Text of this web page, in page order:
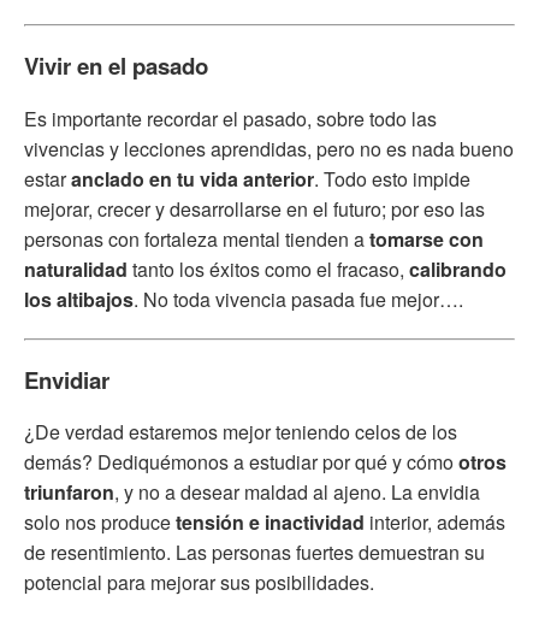
Vivir en el pasado
Es importante recordar el pasado, sobre todo las
vivencias y lecciones aprendidas, pero no es nada bueno
estaranclado en tu vida anterior. Todo esto impide
mejorar, crecer y desarrollarse en el futuro; por eso las
personas con fortaleza mental tienden atomarse con
naturalidad tanto los éxitos como el fracaso, calibrando
los altibajos. No toda vivencia pasada fue mejor….
Envidiar
¿De verdad estaremos mejor teniendo celos de los
demás? Dediquémonos a estudiar por qué y cómootros
triunfaron, y no a desear maldad al ajeno. La envidia
solo nos producetensión e inactividad interior, además
de resentimiento. Las personas fuertes demuestran su
potencial para mejorar sus posibilidades.